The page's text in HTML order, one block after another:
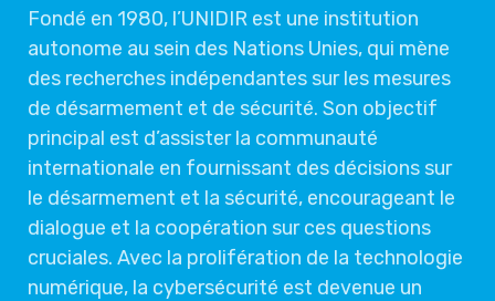
Fondé en 1980, l’UNIDIR est une institution
autonome au sein des Nations Unies, qui mène
des recherches indépendantes sur les mesures
de désarmement et de sécurité. Son objectif
principal est d’assister la communauté
internationale en fournissant des décisions sur
le désarmement et la sécurité, encourageant le
dialogue et la coopération sur ces questions
cruciales. Avec la prolifération de la technologie
numérique, la cybersécurité est devenue un